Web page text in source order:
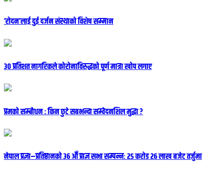
‘रोदन’लाई दुई दर्जन संस्थाको विशेष सम्मान
३० प्रतिशत नागरिकले कोरोनाविरुद्धको पूर्ण मात्रा खोप लगाए
प्रमको सम्बोधन : किन छुटे सबभन्दा सम्वेदनशिल मुद्धा ?
नेपाल प्रज्ञा–प्रतिष्ठानको ३६ औँ प्राज्ञ सभा सम्पन्नः २५ करोड २६ लाख बजेट तर्जुमा